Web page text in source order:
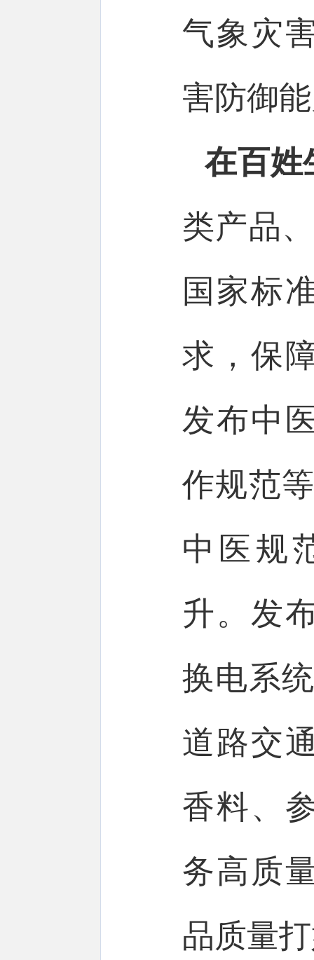
气象灾
害防御
在百姓
类产品
国家标
求，保
发布中
作规范
中医规
升。发
换电系
道路交
香料、
务高质
品质量